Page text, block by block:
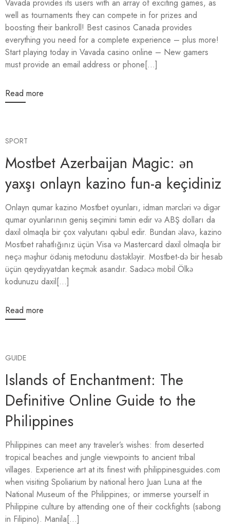
Vavada provides its users with an array of exciting games, as
well as tournaments they can compete in for prizes and
boosting their bankroll! Best casinos Canada provides
everything you need for a complete experience – plus more!
Start playing today in Vavada casino online – New gamers
must provide an email address or phone[...]
Read more
SPORT
Mostbet Azerbaijan Magic: ən
yaxşı onlayn kazino fun-a keçidiniz
Onlayn qumar kazino Mostbet oyunları, idman mərcləri və digər
qumar oyunlarının geniş seçimini təmin edir və ABŞ dolları da
daxil olmaqla bir çox valyutanı qəbul edir. Bundan əlavə, kazino
Mostbet rahatlığınız üçün Visa və Mastercard daxil olmaqla bir
neçə məşhur ödəniş metodunu dəstəkləyir. Mostbet-də bir hesab
üçün qeydiyyatdan keçmək asandır. Sadəcə mobil Ölkə
kodunuzu daxil[...]
Read more
GUIDE
Islands of Enchantment: The
Definitive Online Guide to the
Philippines
Philippines can meet any traveler’s wishes: from deserted
tropical beaches and jungle viewpoints to ancient tribal
villages. Experience art at its finest with philippinesguides.com
when visiting Spoliarium by national hero Juan Luna at the
National Museum of the Philippines; or immerse yourself in
Philippine culture by attending one of their cockfights (sabong
in Filipino). Manila[...]